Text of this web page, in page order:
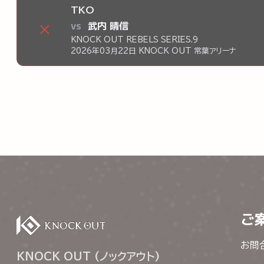
×
TKO
vs 武内 晴信
KNOCK OUT REBELS SERIES.9
2026年03月22日 KNOCK OUT 常葉アリーナ
KNOCK OUT (ノックアウト)
ご
お問